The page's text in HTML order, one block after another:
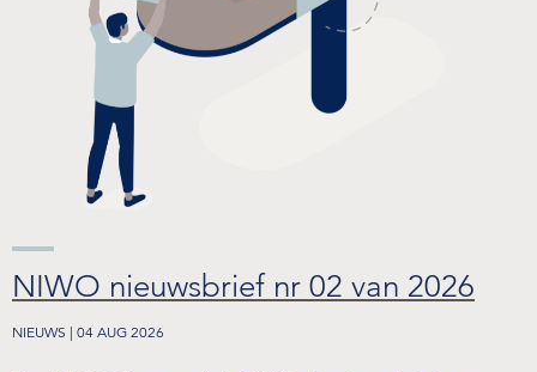
NIWO nieuwsbrief nr 02 van 2026
NIEUWS | 04 AUG 2026